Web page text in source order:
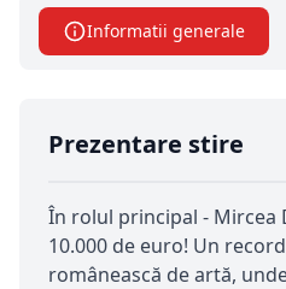
Informatii generale
Prezentare stire
În rolul principal - Mircea
10.000 de euro! Un
românească de artă,